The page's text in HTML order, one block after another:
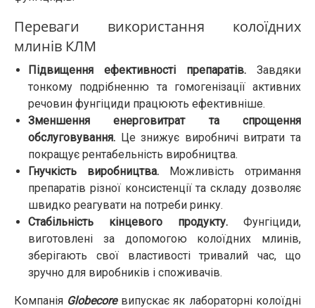
Переваги використання колоїдних
млинів КЛМ
Підвищення ефективності препаратів. Завдяки
тонкому подрібненню та гомогенізації активних
речовин фунгіциди працюють ефективніше.
Зменшення енерговитрат та спрощення
обслуговування. Це знижує виробничі витрати та
покращує рентабельність виробництва.
Гнучкість виробництва. Можливість отримання
препаратів різної консистенції та складу дозволяє
швидко реагувати на потреби ринку.
Стабільність кінцевого продукту. Фунгіциди,
виготовлені за допомогою колоїдних млинів,
зберігають свої властивості тривалий час, що
зручно для виробників і споживачів.
Компанія Globecore випускає як лабораторні колоїдні